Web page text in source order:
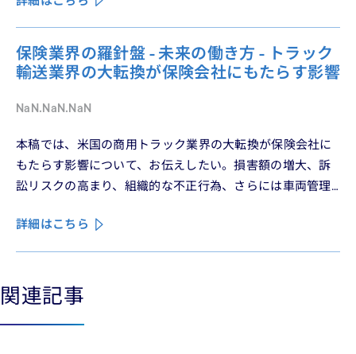
保険業界の羅針盤 - 未来の働き方 - トラック
輸送業界の大転換が保険会社にもたらす影響
NaN.NaN.NaN
本稿では、米国の商用トラック業界の大転換が保険会社に
もたらす影響について、お伝えしたい。損害額の増大、訴
訟リスクの高まり、組織的な不正行為、さらには車両管理
ある。
詳細はこちら
See more See less
関連記事